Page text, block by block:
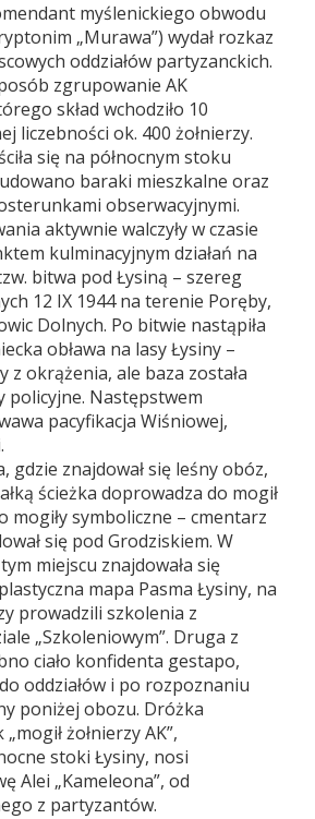
myślenickiego obwodu
„Murawa”) wydał rozkaz
oddziałów partyzanckich.
zgrupowanie AK
skład wchodziło 10
liczebności ok. 400 żołnierzy.
się na północnym stoku
baraki mieszkalne oraz
obserwacyjnymi.
aktywnie walczyły w czasie
kulminacyjnym działań na
bitwa pod Łysiną – szereg
12 IX 1944 na terenie Poręby,
Dolnych. Po bitwie nastąpiła
obława na lasy Łysiny –
z okrążenia, ale baza została
policyjne. Następstwem
pacyfikacja Wiśniowej,
gdzie znajdował się leśny obóz,
ścieżka doprowadza do mogił
mogiły symboliczne – cmentarz
się pod Grodziskiem. W
miejscu znajdowała się
mapa Pasma Łysiny, na
prowadzili szkolenia z
„Szkoleniowym”. Druga z
ciało konfidenta gestapo,
oddziałów i po rozpoznaniu
poniżej obozu. Dróżka
żołnierzy AK”,
stoki Łysiny, nosi
Alei „Kameleona”, od
z partyzantów.